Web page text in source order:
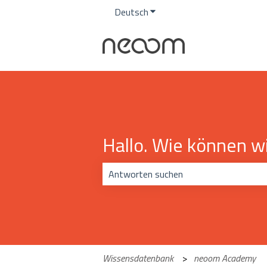
DeutschUntermenü für
Hallo. Wie können
Wissensdatenbank neoom Academy